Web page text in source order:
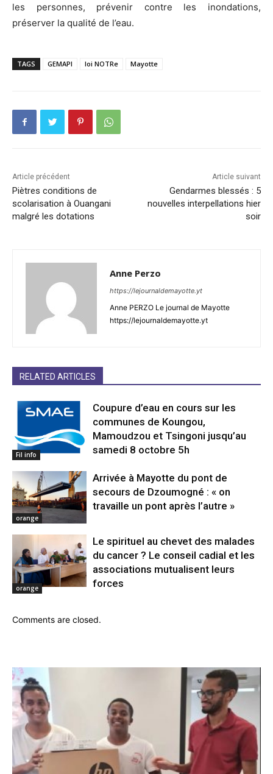
les personnes, prévenir contre les inondations,
préserver la qualité de l’eau.
TAGS GEMAPI loi NOTRe Mayotte
Article précédent
Piètres conditions de
scolarisation à Ouangani
malgré les dotations
Article suivant
Gendarmes blessés : 5
nouvelles interpellations hier
soir
Anne Perzo
https://lejournaldemayotte.yt
Anne PERZO Le journal de Mayotte
https://lejournaldemayotte.yt
RELATED ARTICLES
Fil info
Coupure d’eau en cours sur les
communes de Koungou,
Mamoudzou et Tsingoni jusqu’au
samedi 8 octobre 5h
orange
Arrivée à Mayotte du pont de
secours de Dzoumogné : « on
travaille un pont après l’autre »
orange
Le spirituel au chevet des malades
du cancer ? Le conseil cadial et les
associations mutualisent leurs
forces
Comments are closed.